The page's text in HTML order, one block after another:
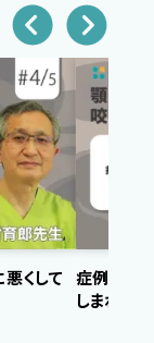
くして
症例紹介
しまわな